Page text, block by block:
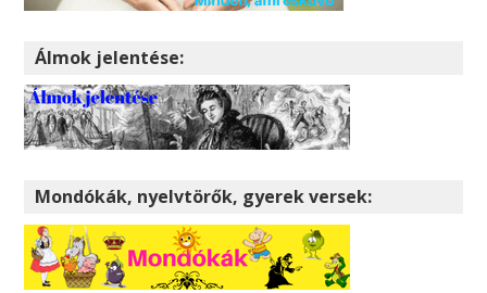
Álmok jelentése:
Mondókák, nyelvtörők, gyerek versek: